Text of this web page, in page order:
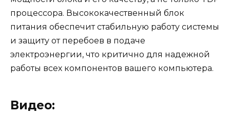
процессора. Высококачественный блок
питания обеспечит стабильную работу системы
и защиту от перебоев в подаче
электроэнергии, что критично для надежной
работы всех компонентов вашего компьютера.
Видео: